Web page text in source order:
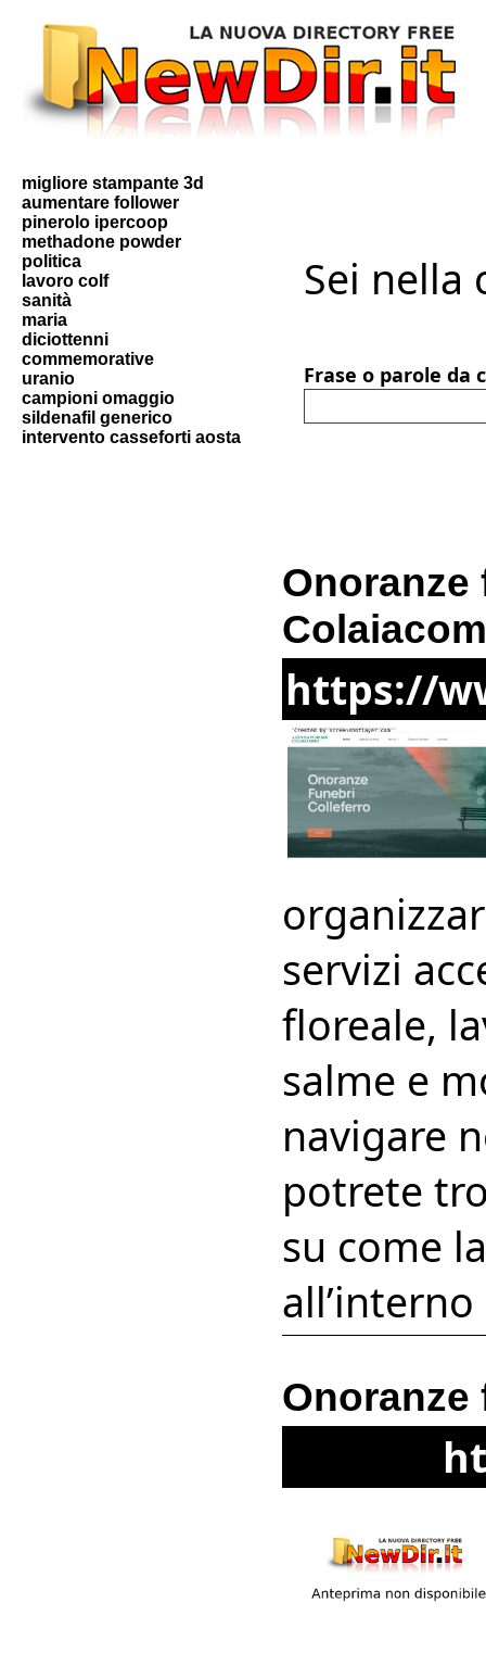
migliore stampante 3d
aumentare follower
pinerolo ipercoop
methadone powder
politica
lavoro colf
sanità
maria
diciottenni
commemorative
uranio
campioni omaggio
sildenafil generico
intervento casseforti aosta
Sei
Frase o parole da
https://
servizi
floreale,
salme e
navigare
potrete
su come